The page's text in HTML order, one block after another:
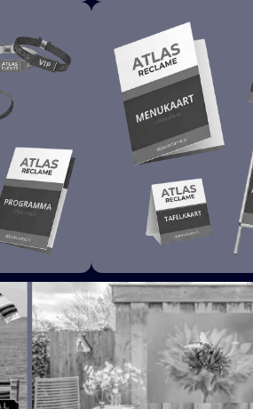
VERKIEZINGEN
HORECA